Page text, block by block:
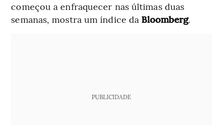
começou a enfraquecer nas últimas duas
semanas, mostra um índice da Bloomberg.
PUBLICIDADE